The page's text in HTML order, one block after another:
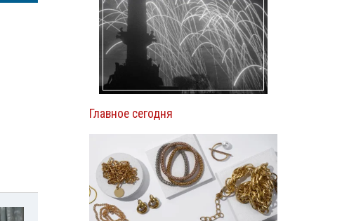
Главное сегодня